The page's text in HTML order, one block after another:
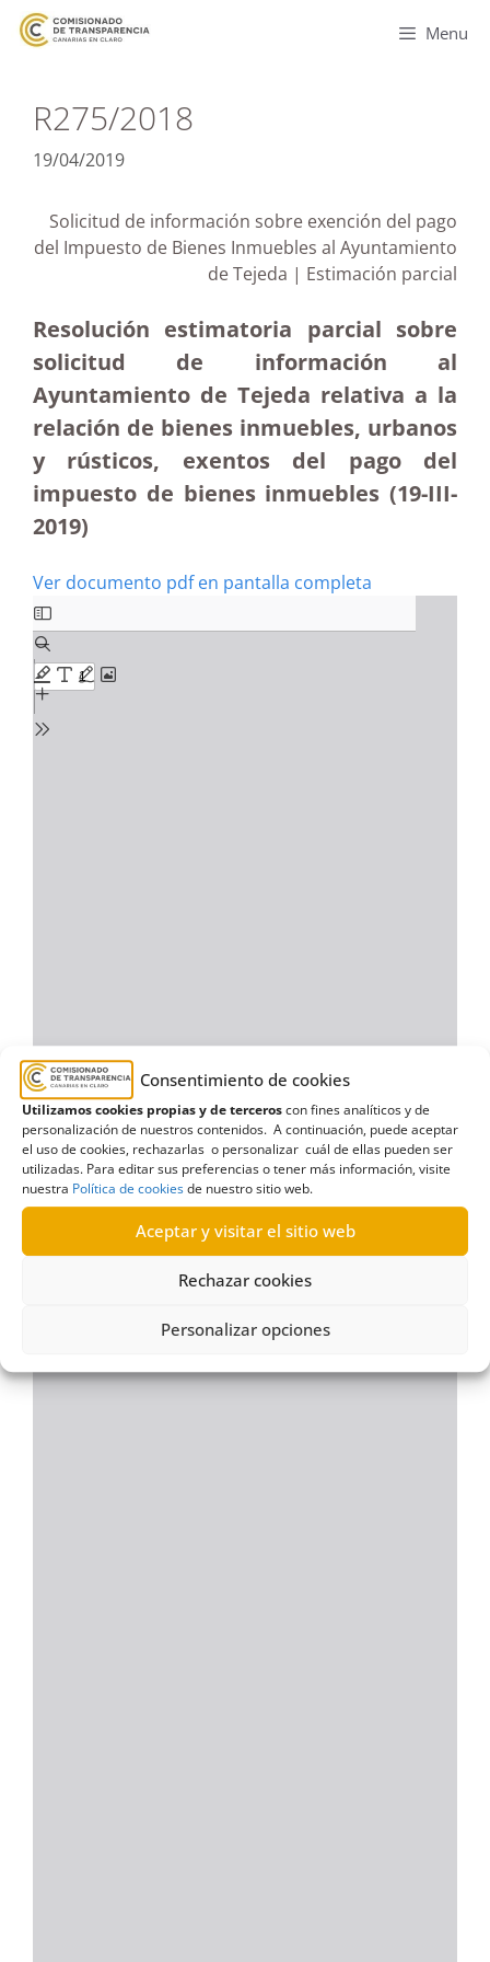
Consentimiento de cookies
Utilizamos cookies propias y de terceroscon fines analíticos y de
personalización de nuestros contenidos. A continuación, puede aceptar
el uso de cookies, rechazarlas o personalizar cuál de ellas pueden ser
utilizadas. Para editar sus preferencias o tener más información, visite
nuestra Política de cookiesde nuestro sitio web.
Aceptar y visitar el sitio web
Rechazar cookies
Personalizar opciones
Menu
R275/2018
19/04/2019
Solicitud de información sobre exención del pago
del Impuesto de Bienes Inmuebles al Ayuntamiento
de Tejeda | Estimación parcial
Resolución estimatoria parcial sobre
solicitud de información al
Ayuntamiento de Tejeda relativa a la
relación de bienes inmuebles, urbanos
y rústicos, exentos del pago del
impuesto de bienes inmuebles (19-III-
2019)
Ver documento pdf en pantalla completa